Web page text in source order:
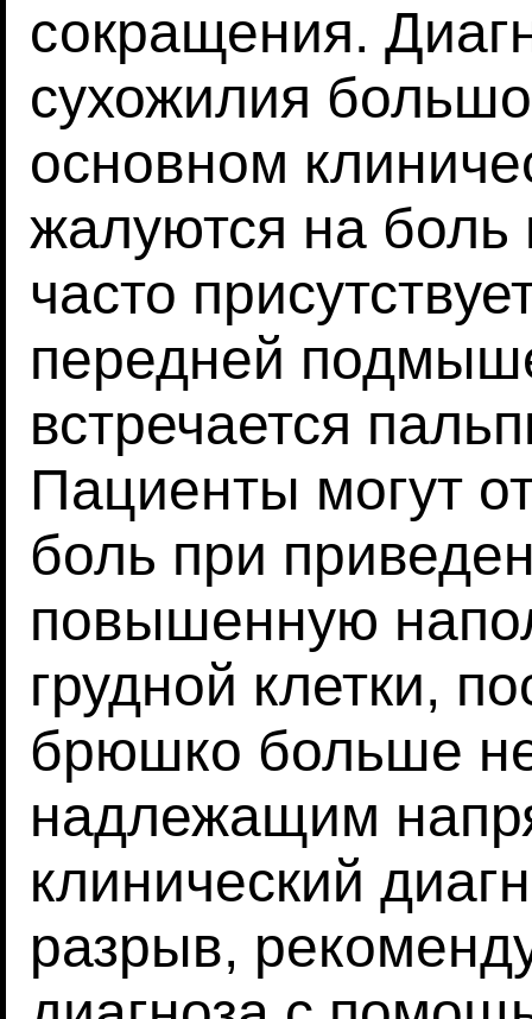
сокращения.
сухожилия
основном
жалуются на
часто
передней
встречается
Пациенты могут
боль при
повышенную
грудной клетки,
брюшко больше
надлежащим
клинический
разрыв,